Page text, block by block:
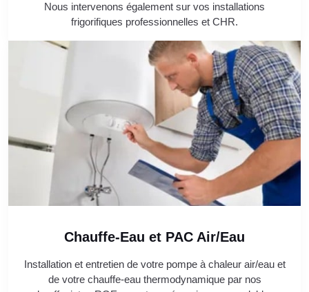
Nous intervenons également sur vos installations
frigorifiques professionnelles et CHR.
Chauffe-Eau et PAC Air/Eau
Installation et entretien de votre pompe à chaleur air/eau et
de votre chauffe-eau thermodynamique par nos